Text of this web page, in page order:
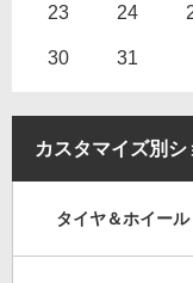
23 24
30 31
カスタマイズ別シ
タイヤ＆ホイール